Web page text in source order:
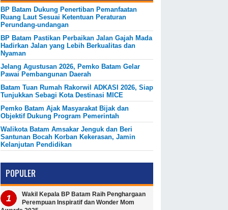
BP Batam Dukung Penertiban Pemanfaatan
Ruang Laut Sesuai Ketentuan Peraturan
Perundang-undangan
BP Batam Pastikan Perbaikan Jalan Gajah Mada
Hadirkan Jalan yang Lebih Berkualitas dan
Nyaman
Jelang Agustusan 2026, Pemko Batam Gelar
Pawai Pembangunan Daerah
Batam Tuan Rumah Rakorwil ADKASI 2026, Siap
Tunjukkan Sebagi Kota Destinasi MICE
Pemko Batam Ajak Masyarakat Bijak dan
Objektif Dukung Program Pemerintah
Walikota Batam Amsakar Jenguk dan Beri
Santunan Bocah Korban Kekerasan, Jamin
Kelanjutan Pendidikan
POPULER
Wakil Kepala BP Batam Raih Penghargaan
Perempuan Inspiratif dan Wonder Mom